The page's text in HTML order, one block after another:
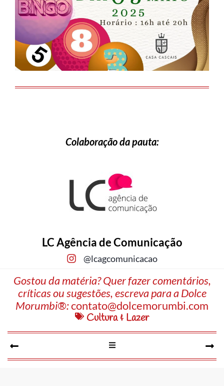
Colaboração da pauta:
LC Agência de Comunicação
@lcagcomunicacao
Gostou da matéria? Quer fazer comentários,
críticas ou sugestões, escreva para a Dolce
Morumbi®:contato@dolcemorumbi.com
Cultura & Lazer